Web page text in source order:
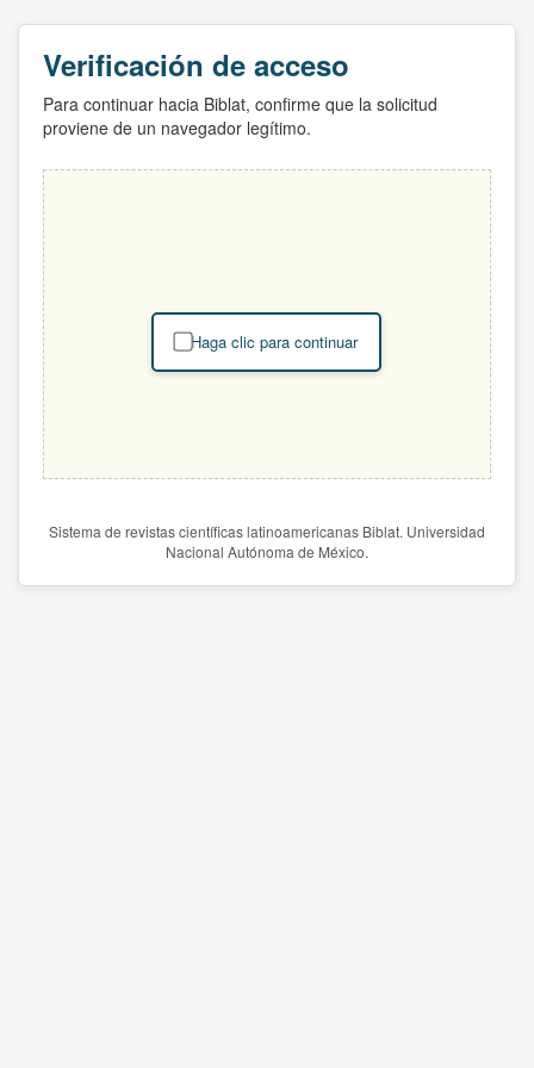
Verificación de acceso
Para continuar hacia Biblat, confirme que la solicitud
proviene de un navegador legítimo.
Haga clic para continuar
Sistema de revistas científicas latinoamericanas Biblat. Universidad
Nacional Autónoma de México.